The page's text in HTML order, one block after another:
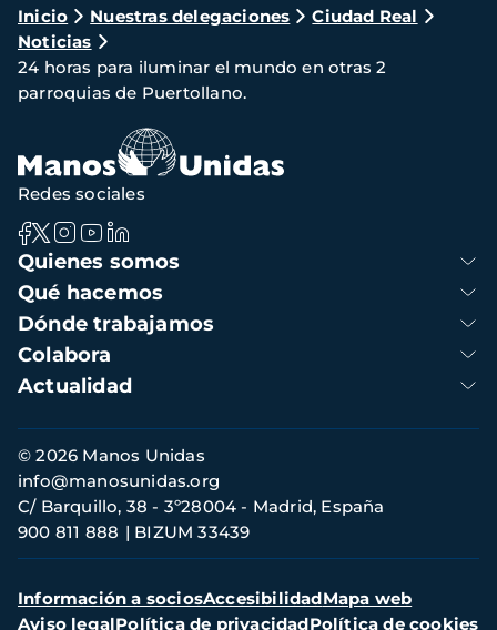
Ruta
de
navegación
Inicio Nuestras delegaciones
Ciudad Real
Noticias
24 horas para iluminar el mundo en otras 2
parroquias de Puertollano.
Navegación
principal
Quienes somos
Qué hacemos
Dónde trabajamos
Colabora
Actualidad
Redes sociales
Información
de
contacto
© 2026 Manos Unidas
C/ Barquillo, 38 - 3º28004 - Madrid, España
900 811 888
BIZUM 33439
info@manosunidas.org
Menú
secundario
Información a sociosAccesibilidadMapa web
Aviso legalPolítica de privacidadPolítica de cookies